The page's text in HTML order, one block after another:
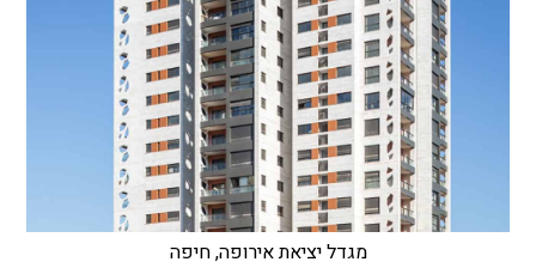
מגדל יציאת אירופה, חיפה